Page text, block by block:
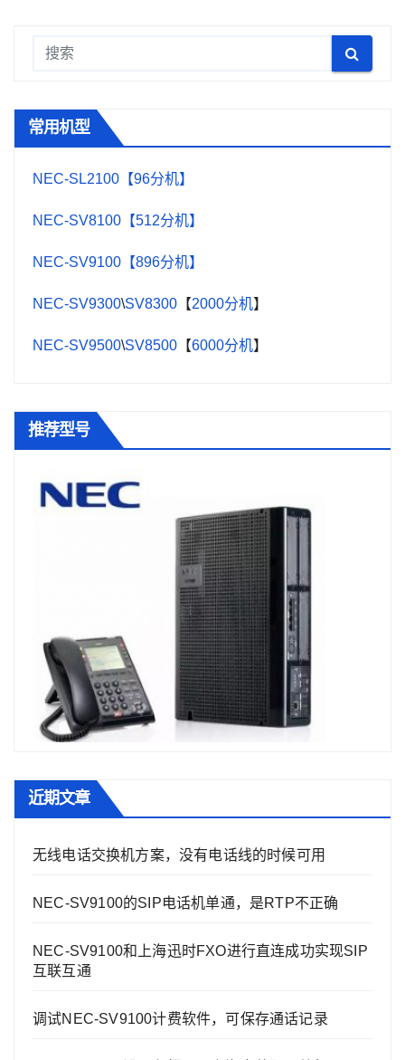
常用机型
NEC-SL2100【96分机】
NEC-SV8100【512分机】
NEC-SV9100【896分机】
NEC-SV9300\SV8300 【2000分机】
NEC-SV9500\SV8500 【6000分机】
推荐型号
近期文章
无线电话交换机方案，没有电话线的时候可用
NEC-SV9100的SIP电话机单通，是RTP不正确
NEC-SV9100和上海迅时FXO进行直连成功实现SIP
互联互通
调试NEC-SV9100计费软件，可保存通话记录